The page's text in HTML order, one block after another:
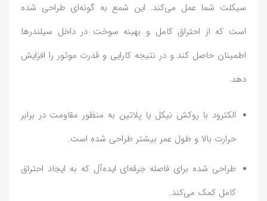
سیکلت شما عمل می‌کند. این شمع به گونه‌ای طراحی شده
است که از احتراق کامل و بهینه سوخت در داخل سیلندرها
اطمینان حاصل کند و در نتیجه کارایی و قدرت موتور را افزایش
دهد.
الکترود با روکش نیکل یا پلاتین به منظور مقاومت در برابر
حرارت بالا و طول عمر بیشتر طراحی شده است.
طراحی شده برای فاصله جرقه‌ای ایده‌آل که به ایجاد احتراق
کامل کمک می‌کند.